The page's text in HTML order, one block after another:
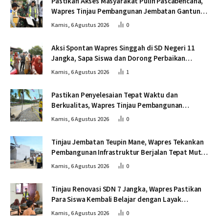
Wapres Tinjau Pembangunan Jembatan Gantung
Kendawi
Kamis, 6 Agustus 2026 0
Aksi Spontan Wapres Singgah di SD Negeri 11
Jangka, Sapa Siswa dan Dorong Perbaikan
Sekolah
Kamis, 6 Agustus 2026 1
Pastikan Penyelesaian Tepat Waktu dan
Berkualitas, Wapres Tinjau Pembangunan
Jembatan Lumut
Kamis, 6 Agustus 2026 0
Tinjau Jembatan Teupin Mane, Wapres Tekankan
Pembangunan Infrastruktur Berjalan Tepat Mutu
dan Tepat Waktu
Kamis, 6 Agustus 2026 0
Tinjau Renovasi SDN 7 Jangka, Wapres Pastikan
Para Siswa Kembali Belajar dengan Layak
Pascabencana
Kamis, 6 Agustus 2026 0